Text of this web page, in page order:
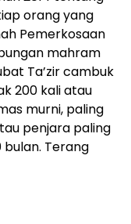
orang yang
Pemerkosaan
mahram
Ta’zir cambuk
200 kali atau
murni, paling
penjara paling
bulan. Terang